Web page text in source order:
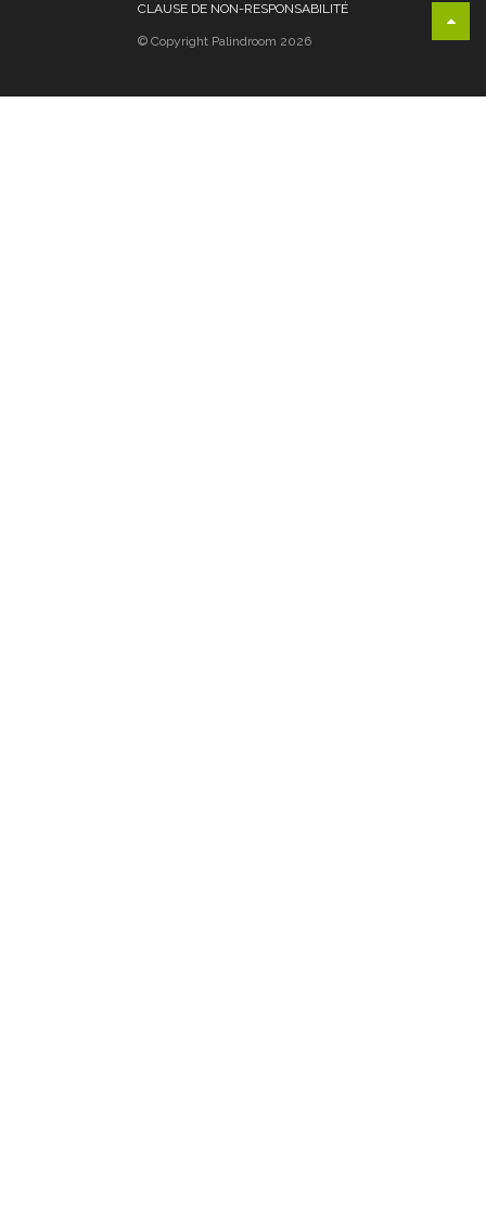
CLAUSE DE NON-RESPONSABILITÉ
© Copyright Palindroom 2026